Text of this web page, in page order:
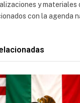
y materiales
con la agenda